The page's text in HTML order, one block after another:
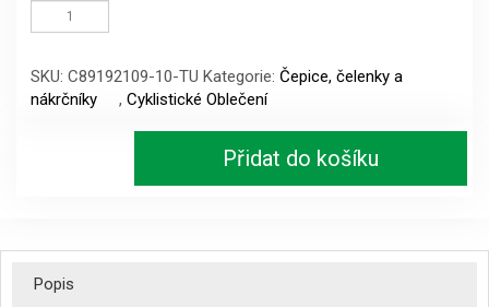
Northwave
Neck
Front
Protection
SKU: C89192109-10-TU Kategorie: Čepice, čelenky a
nákrčníky
, Cyklistické Oblečení
Přidat do košíku
Popis